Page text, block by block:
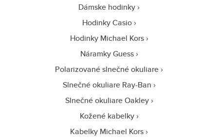
Dámske hodinky
Hodinky Casio
Hodinky Michael Kors
Náramky Guess
Polarizované slnečné okuliare
Slnečné okuliare Ray-Ban
Slnečné okuliare Oakley
Kožené kabelky
Kabelky Michael Kors